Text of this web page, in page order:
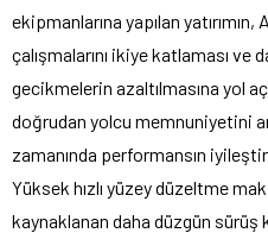
ekipmanlarına yapılan
çalışmalarını ikiye katlaması ve
gecikmelerin azaltılmasına yol
doğrudan yolcu memnuniyetini
zamanında performansın
Yüksek hızlı yüzey düzeltme
kaynaklanan daha düzgün